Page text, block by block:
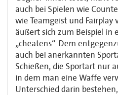
auch bei Spielen wie
wie Teamgeist und Fairplay
äußert sich zum Beispiel in
„cheatens“. Dem
auch bei anerkannten
Schießen, die Sportart nur
in dem man eine Waffe
Unterschied darin